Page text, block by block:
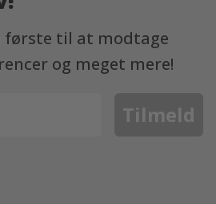
første til at modtage
og meget mere!
Tilmeld